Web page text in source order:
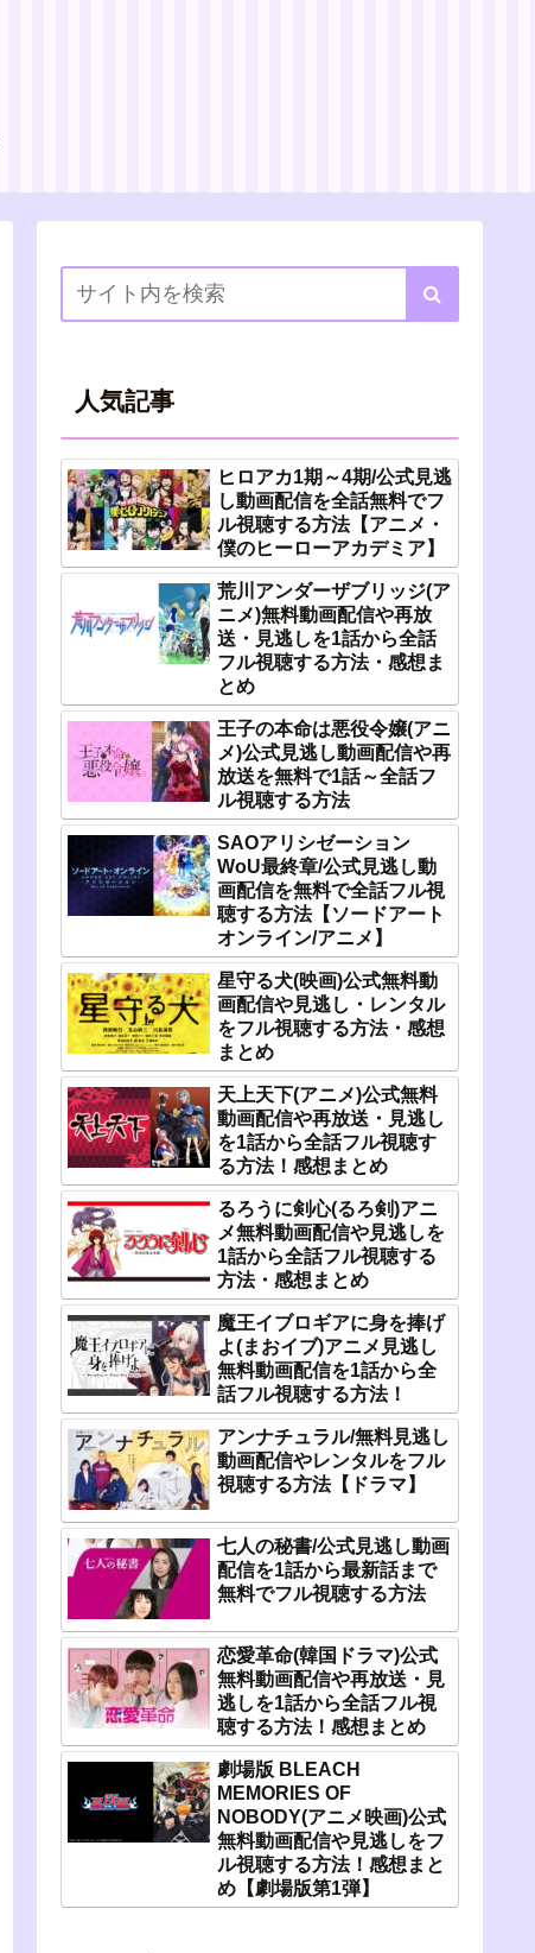
人気記事
ヒロアカ1期～4期/公式見逃
し動画配信を全話無料でフ
ル視聴する方法【アニメ・
僕のヒーローアカデミア】
荒川アンダーザブリッジ(ア
ニメ)無料動画配信や再放
送・見逃しを1話から全話
フル視聴する方法・感想ま
とめ
王子の本命は悪役令嬢(アニ
メ)公式見逃し動画配信や再
放送を無料で1話～全話フ
ル視聴する方法
SAOアリシゼーション
WoU最終章/公式見逃し動
画配信を無料で全話フル視
聴する方法【ソードアート
オンライン/アニメ】
星守る犬(映画)公式無料動
画配信や見逃し・レンタル
をフル視聴する方法・感想
まとめ
天上天下(アニメ)公式無料
動画配信や再放送・見逃し
を1話から全話フル視聴す
る方法！感想まとめ
るろうに剣心(るろ剣)アニ
メ無料動画配信や見逃しを
1話から全話フル視聴する
方法・感想まとめ
魔王イブロギアに身を捧げ
よ(まおイブ)アニメ見逃し
無料動画配信を1話から全
話フル視聴する方法！
アンナチュラル/無料見逃し
動画配信やレンタルをフル
視聴する方法【ドラマ】
七人の秘書/公式見逃し動画
配信を1話から最新話まで
無料でフル視聴する方法
恋愛革命(韓国ドラマ)公式
無料動画配信や再放送・見
逃しを1話から全話フル視
聴する方法！感想まとめ
劇場版 BLEACH
MEMORIES OF
NOBODY(アニメ映画)公式
無料動画配信や見逃しをフ
ル視聴する方法！感想まと
め【劇場版第1弾】